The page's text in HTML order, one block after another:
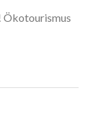
Ökotourismus